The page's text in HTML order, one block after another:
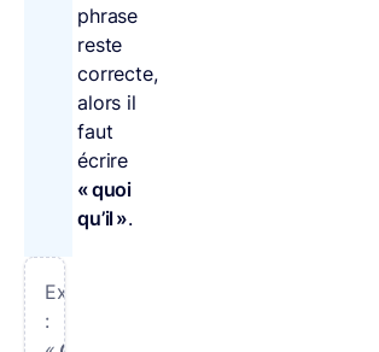
phrase
reste
correcte,
alors il
faut
écrire
« quoi
qu’il ».
Exemple
: